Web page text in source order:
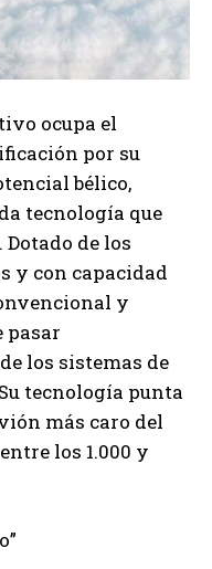
ocupa el
por su
bélico,
tecnología que
de los
y con capacidad
y
pasar
los sistemas de
tecnología punta
más caro del
los 1.000 y